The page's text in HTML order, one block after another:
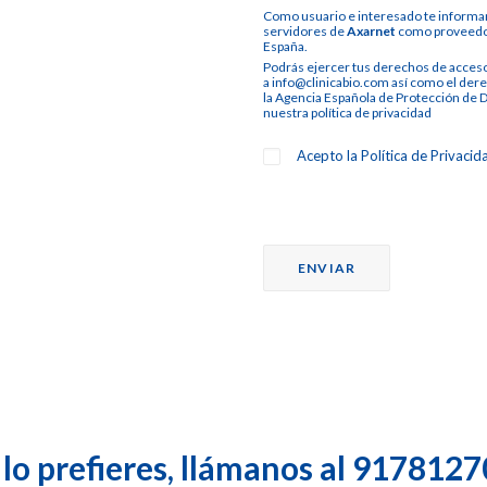
Como usuario e interesado te
servidores deAxarnet como
España.
Podrás ejercer tus derechos de
a info@clinicabio.com así como el
la Agencia Española de Protección de
nuestra política de privacidad
Acepto laPolítica de
prefieres, llámanos al